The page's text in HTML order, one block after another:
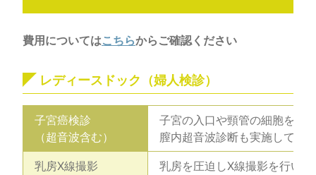
費用についてはこちらからご確認ください
レディースドック（婦人検診）
子宮癌検診
（超音波含む）
子宮の入口や頸管の細胞をと
膣内超音波診断も実施してい
乳房X線撮影
乳房を圧迫しX線撮影を行いま